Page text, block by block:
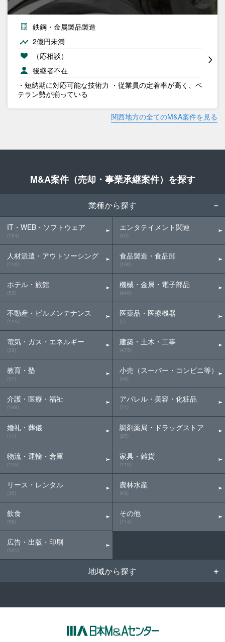
鉄鋼・金属製品製造
2億円未満
（応相談）
後継者不在
・短納期に対応可能な技術力 ・従業員の定着率が高く、ベ
テラン勢が揃っている
関西地方の全てのM&A案件を見る
M&A案件（売却・事業承継案件）を探す
業種から探す
IT・WEB・ソフトウェア
(184)
人材派遣・アウトソーシング
(110)
ホテル・旅館
(53)
不動産・ビルメンテナンス
(115)
電気・ガス・エネルギー
(39)
教育・塾
(31)
介護・医療・福祉
(168)
婚礼・葬儀
(11)
物流・運輸・倉庫
(125)
リース・レンタル
(30)
飲食
(56)
広告・出版・印刷
(101)
エンタテイメント関連
(40)
食品製造・食品卸
(106)
機械・金属・電子部品
(440)
医薬品・医療機器
(7)
建築・土木・工事
(475)
小売（スーパー・コンビニ等）
(46)
アパレル・美容・化粧品
(71)
調剤薬局・ドラッグストア
(25)
家具・雑貨
(119)
農林水産
(43)
その他
(114)
地域から探す